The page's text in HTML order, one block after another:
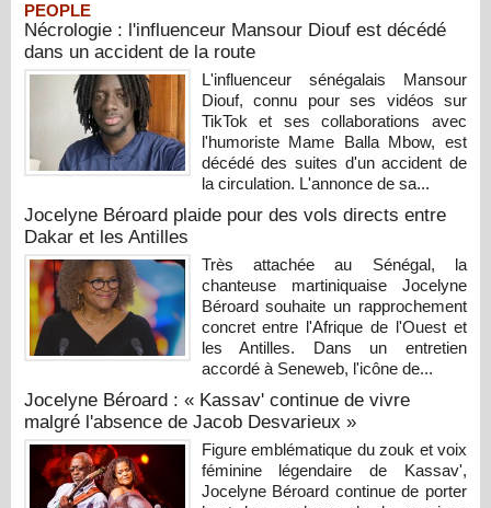
PEOPLE
Nécrologie : l'influenceur Mansour Diouf est décédé
dans un accident de la route
L'influenceur sénégalais Mansour
Diouf, connu pour ses vidéos sur
TikTok et ses collaborations avec
l'humoriste Mame Balla Mbow, est
décédé des suites d'un accident de
la circulation. L'annonce de sa...
Jocelyne Béroard plaide pour des vols directs entre
Dakar et les Antilles
Très attachée au Sénégal, la
chanteuse martiniquaise Jocelyne
Béroard souhaite un rapprochement
concret entre l'Afrique de l'Ouest et
les Antilles. Dans un entretien
accordé à Seneweb, l'icône de...
Jocelyne Béroard : « Kassav' continue de vivre
malgré l'absence de Jacob Desvarieux »
Figure emblématique du zouk et voix
féminine légendaire de Kassav',
Jocelyne Béroard continue de porter